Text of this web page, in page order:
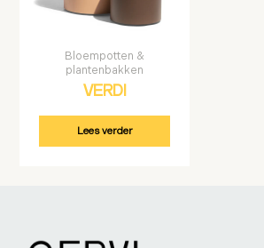
Bloempotten &
plantenbakken
VERDI
Lees verder